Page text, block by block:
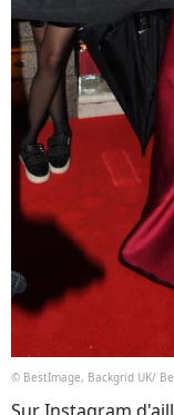
© BestImage, Backgrid UK/
Sur Instagram